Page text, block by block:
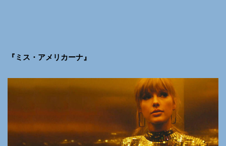
『ミス・アメリカーナ』